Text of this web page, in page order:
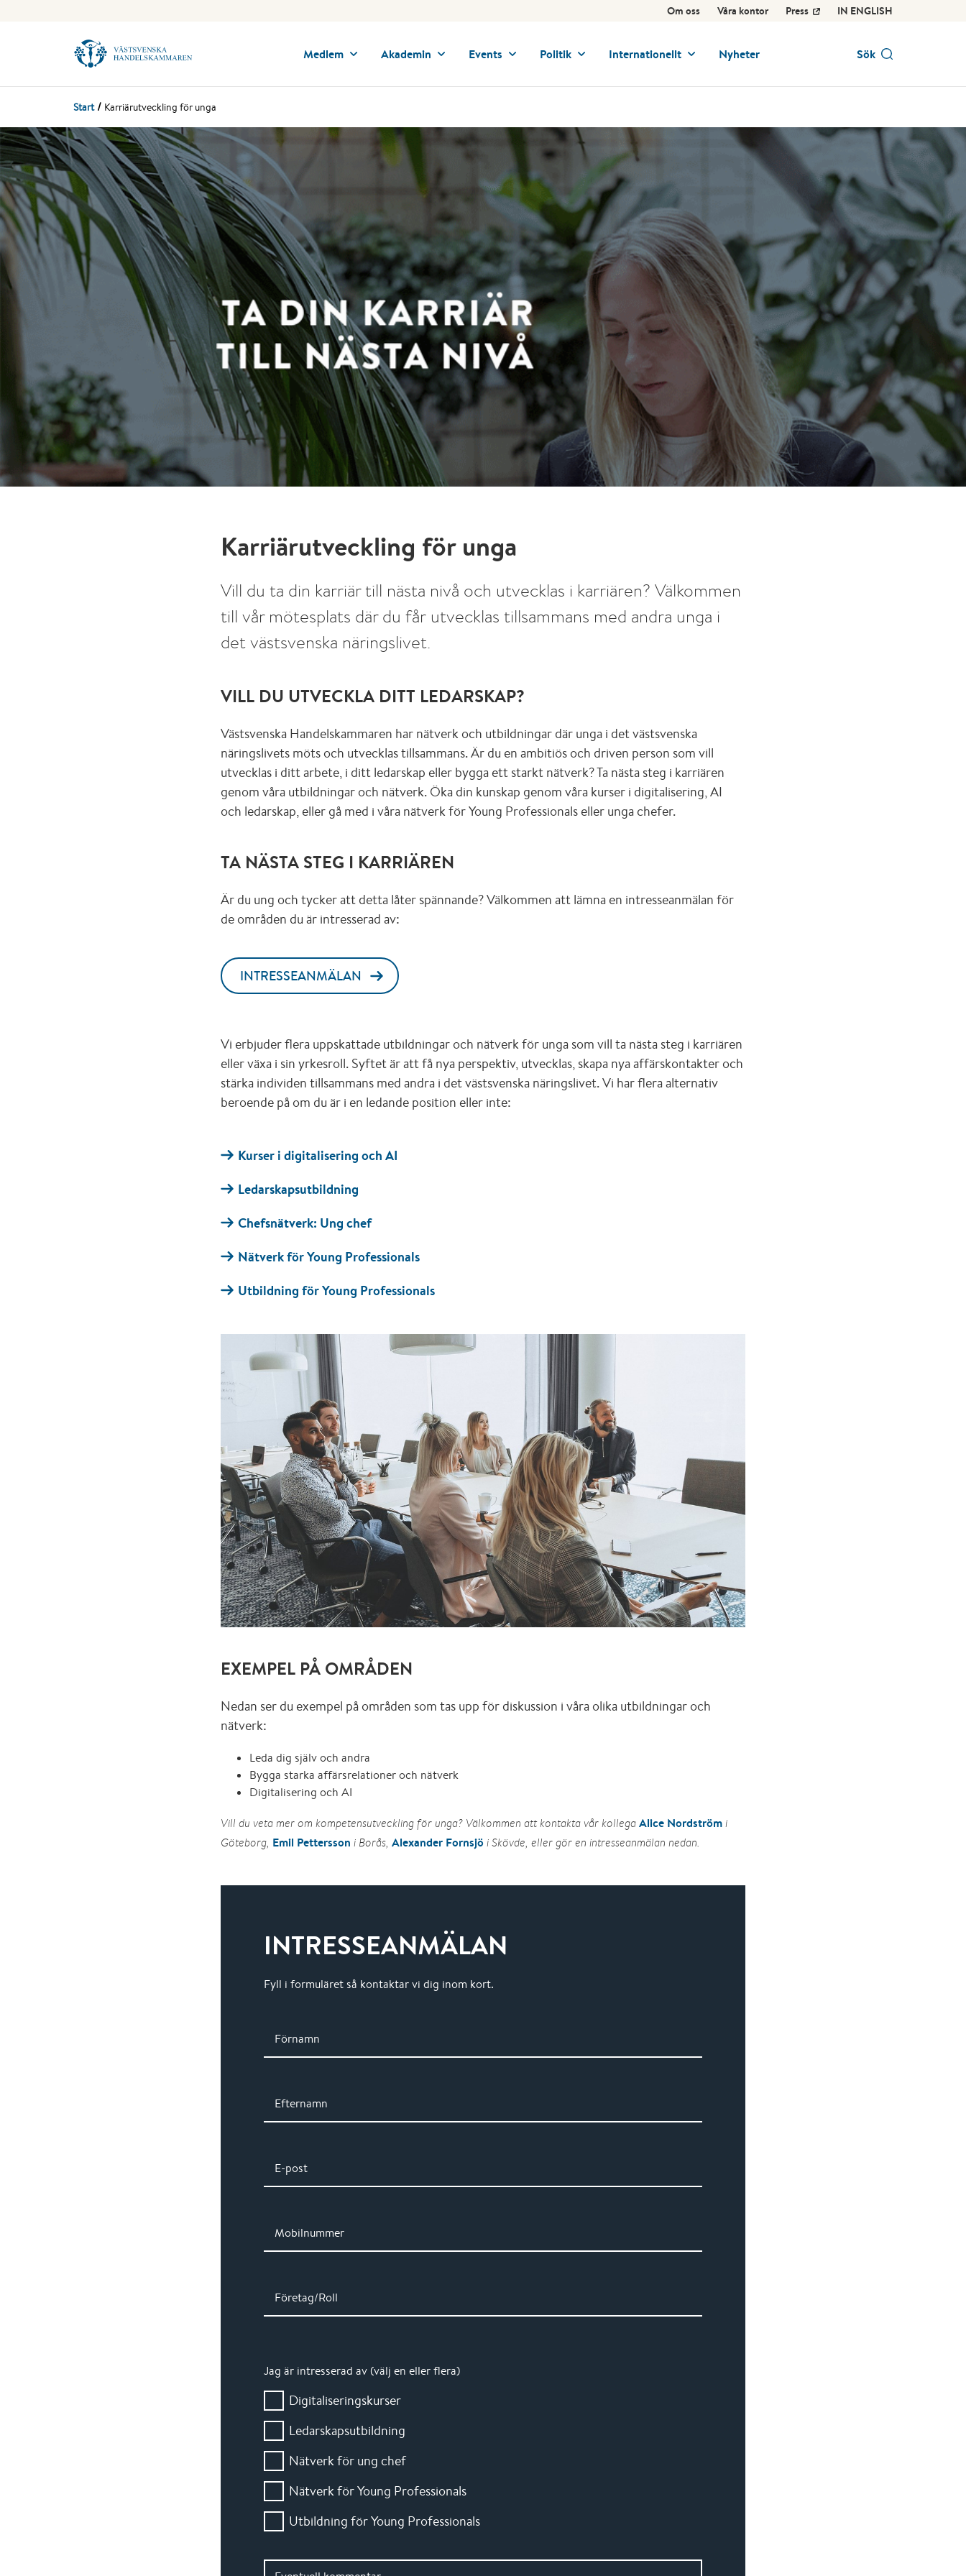
Om oss Våra kontor Press IN ENGLISH
Medlem Akademin Events Politik Internationellt Nyheter Sök
Start Karriärutveckling för unga
Karriärutveckling för unga
Vill du ta din karriär till nästa nivå och utvecklas i karriären? Välkommen
till vår mötesplats där du får utvecklas tillsammans med andra unga i
det västsvenska näringslivet.
VILL DU UTVECKLA DITT LEDARSKAP?
Västsvenska Handelskammaren har nätverk och utbildningar där unga i det västsvenska
näringslivets möts och utvecklas tillsammans. Är du en ambitiös och driven person som vill
utvecklas i ditt arbete, i ditt ledarskap eller bygga ett starkt nätverk? Ta nästa steg i karriären
genom våra utbildningar och nätverk. Öka din kunskap genom våra kurser i digitalisering, AI
och ledarskap, eller gå med i våra nätverk för Young Professionals eller unga chefer.
TA NÄSTA STEG I KARRIÄREN
Är du ung och tycker att detta låter spännande? Välkommen att lämna en intresseanmälan för
de områden du är intresserad av:
INTRESSEANMÄLAN
Vi erbjuder flera uppskattade utbildningar och nätverk för unga som vill ta nästa steg i karriären
eller växa i sin yrkesroll. Syftet är att få nya perspektiv, utvecklas, skapa nya affärskontakter och
stärka individen tillsammans med andra i det västsvenska näringslivet. Vi har flera alternativ
beroende på om du är i en ledande position eller inte:
Kurser i digitalisering och AI
Ledarskapsutbildning
Chefsnätverk: Ung chef
Nätverk för Young Professionals
Utbildning för Young Professionals
EXEMPEL PÅ OMRÅDEN
Nedan ser du exempel på områden som tas upp för diskussion i våra olika utbildningar och
nätverk:
Leda dig själv och andra
Bygga starka affärsrelationer och nätverk
Digitalisering och AI
Vill du veta mer om kompetensutveckling för unga? Välkommen att kontakta vår kollegaAlice Nordströmi
Göteborg, Emil Pettersson i Borås, Alexander Fornsjö i Skövde, eller gör en intresseanmälan nedan.
INTRESSEANMÄLAN
Fyll i formuläret så kontaktar vi dig inom kort.
Förnamn
Efternamn
E-post
Mobilnummer
Företag/Roll
Jag är intresserad av (välj en eller flera)
Digitaliseringskurser
Ledarskapsutbildning
Nätverk för ung chef
Nätverk för Young Professionals
Utbildning för Young Professionals